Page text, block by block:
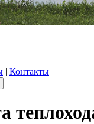
| Контакты